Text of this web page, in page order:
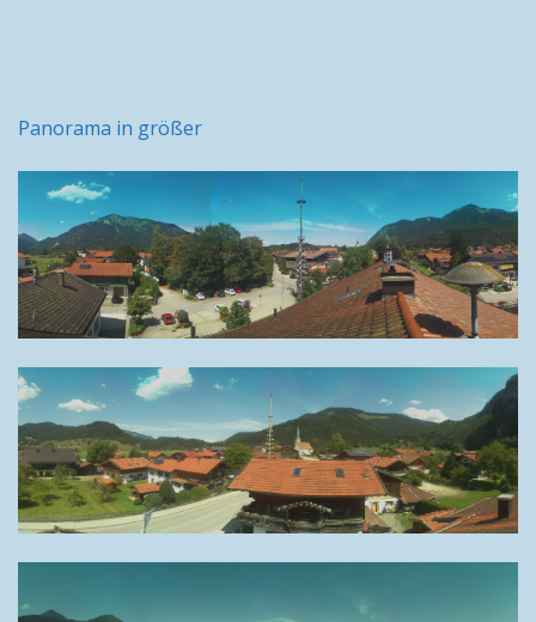
Panorama in größer